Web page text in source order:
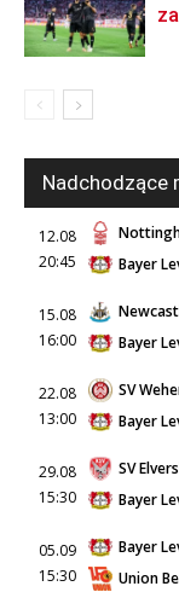
Nadchodzące
12.08
20:45
Bayer
15.08
16:00
Bayer
22.08
13:00
SV
Bayer
29.08
15:30
SV
Bayer
05.09
15:30
Bayer
Union